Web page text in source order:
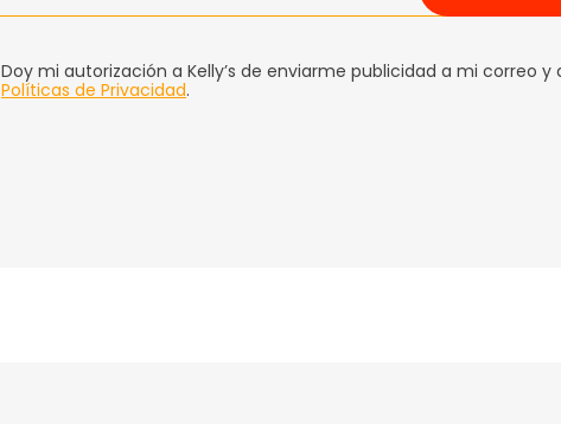
Doy mi autorización a Kelly’s de enviarme publicidad a mi correo y
Políticas de Privacidad.